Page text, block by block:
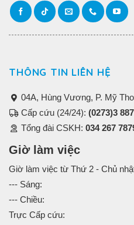
THÔNG TIN LIÊN HỆ
04A, Hùng Vương, P. Mỹ
Cấp cứu (24/24): (0273)3
Tổng đài CSKH: 034 267
Giờ làm việc
Giờ làm việc từ Thứ 2 - Chủ
--- Sáng:
--- Chiều:
Trực Cấp cứu: